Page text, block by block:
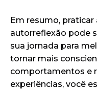
Em resumo,
autorreflexão pode
sua jornada para
tornar mais
comportamentos e
experiências, você